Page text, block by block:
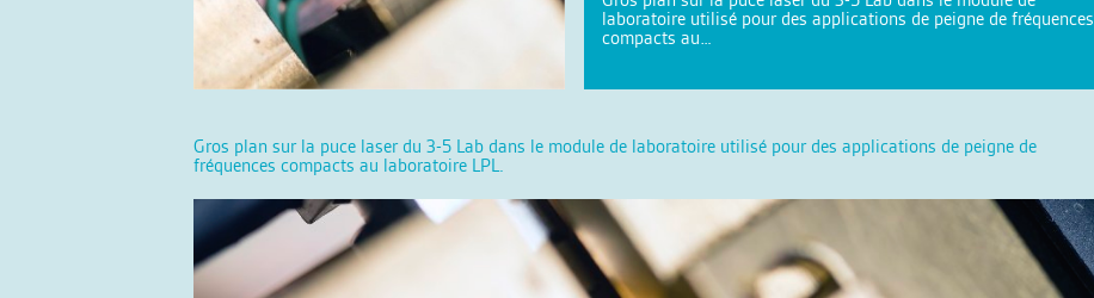
laboratoire utilisé pour des applications de peigne de fréquences
compacts au…
Gros plan sur la puce laser du 3-5 Lab dans le module de laboratoire utilisé pour des applications de peigne de
fréquences compacts au laboratoire LPL.